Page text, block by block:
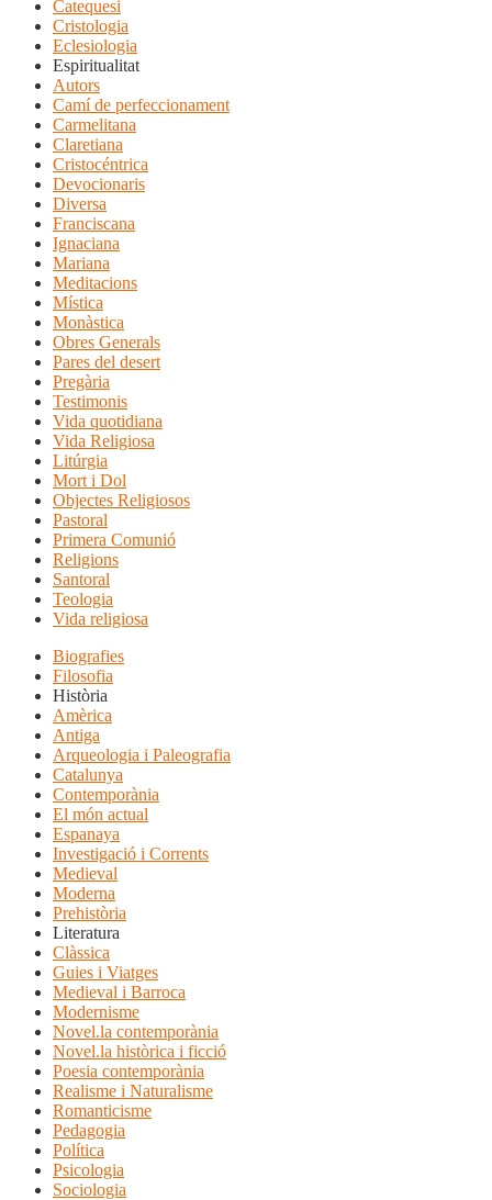
Catequesi
Cristologia
Eclesiologia
Espiritualitat
Autors
Camí de perfeccionament
Carmelitana
Claretiana
Cristocéntrica
Devocionaris
Diversa
Franciscana
Ignaciana
Mariana
Meditacions
Mística
Monàstica
Obres Generals
Pares del desert
Pregària
Testimonis
Vida quotidiana
Vida Religiosa
Litúrgia
Mort i Dol
Objectes Religiosos
Pastoral
Primera Comunió
Religions
Santoral
Teologia
Vida religiosa
Biografies
Filosofia
Història
Amèrica
Antiga
Arqueologia i Paleografia
Catalunya
Contemporània
El món actual
Espanaya
Investigació i Corrents
Medieval
Moderna
Prehistòria
Literatura
Clàssica
Guies i Viatges
Medieval i Barroca
Modernisme
Novel.la contemporània
Novel.la històrica i ficció
Poesia contemporània
Realisme i Naturalisme
Romanticisme
Pedagogia
Política
Psicologia
Sociologia